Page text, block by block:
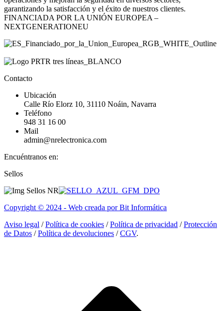
garantizando la satisfacción y el éxito de nuestros clientes.
FINANCIADA POR LA UNIÓN EUROPEA –
NEXTGENERATIONEU
Contacto
Ubicación
Calle Río Elorz 10, 31110 Noáin, Navarra
Teléfono
948 31 16 00
Mail
admin@nrelectronica.com
Encuéntranos en:
Facebook
opens
new
Linkedin
opens
new
Instagram
opens
new
Sellos
Copyright © 2024 - Web creada por Bit Informática
Aviso legal /Política de cookies /Política de privacidad /Protección
de Datos /Política de devoluciones /CGV.